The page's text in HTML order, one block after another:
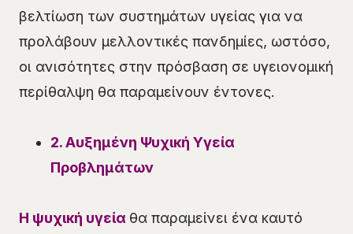
βελτίωση των συστημάτων υγείας για να
προλάβουν μελλοντικές πανδημίες, ωστόσο,
οι ανισότητες στην πρόσβαση σε υγειονομική
περίθαλψη θα παραμείνουν έντονες.
2. Αυξημένη Ψυχική Υγεία
Προβλημάτων
Η ψυχική υγεία θα παραμείνει ένα καυτό